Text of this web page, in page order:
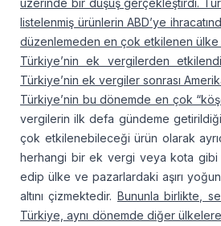
listelenmiş ürünlerin ABD’ye
düzenlemeden en çok etkilenen ülke
Türkiye’nin ek vergilerden
Türkiye’nin ek vergiler sonrası
Türkiye’nin bu dönemde en çok
vergilerin ilk defa gündeme getirildiği
çok etkilenebileceği ürün olarak
herhangi bir ek vergi veya kota gibi
edip ülke ve pazarlardaki aşırı
altını çizmektedir. Bununla birlikte,
Türkiye, aynı dönemde diğer